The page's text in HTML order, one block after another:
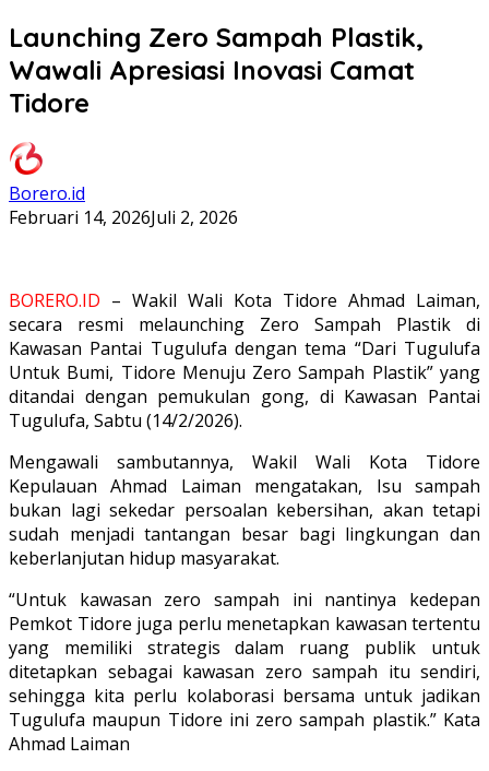
Launching Zero Sampah Plastik,
Wawali Apresiasi Inovasi Camat
Tidore
Borero.id
Februari 14, 2026Juli 2, 2026
BORERO.ID – Wakil Wali Kota Tidore Ahmad Laiman,
secara resmi melaunching Zero Sampah Plastik di
Kawasan Pantai Tugulufa dengan tema “Dari Tugulufa
Untuk Bumi, Tidore Menuju Zero Sampah Plastik” yang
ditandai dengan pemukulan gong, di Kawasan Pantai
Tugulufa, Sabtu (14/2/2026).
Mengawali sambutannya, Wakil Wali Kota Tidore
Kepulauan Ahmad Laiman mengatakan, Isu sampah
bukan lagi sekedar persoalan kebersihan, akan tetapi
sudah menjadi tantangan besar bagi lingkungan dan
keberlanjutan hidup masyarakat.
“Untuk kawasan zero sampah ini nantinya kedepan
Pemkot Tidore juga perlu menetapkan kawasan tertentu
yang memiliki strategis dalam ruang publik untuk
ditetapkan sebagai kawasan zero sampah itu sendiri,
sehingga kita perlu kolaborasi bersama untuk jadikan
Tugulufa maupun Tidore ini zero sampah plastik.” Kata
Ahmad Laiman